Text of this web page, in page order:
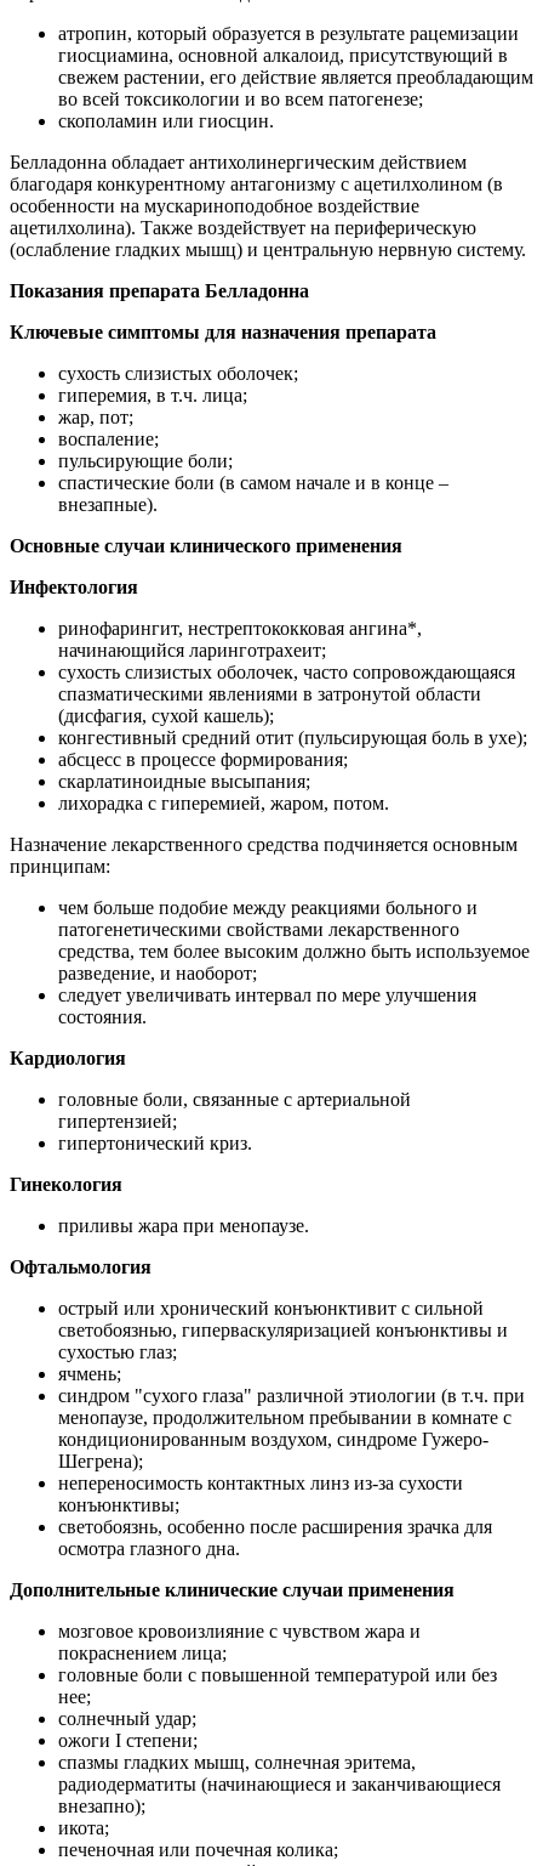
атропин, который образуется в результате рацемизации
гиосциамина, основной алкалоид, присутствующий в
свежем растении, его действие является преобладающим
во всей токсикологии и во всем патогенезе;
скополамин или гиосцин.
Белладонна обладает антихолинергическим действием
благодаря конкурентному антагонизму с ацетилхолином (в
особенности на мускариноподобное воздействие
ацетилхолина). Также воздействует на периферическую
(ослабление гладких мышц) и центральную нервную систему.
Показания препарата Белладонна
Ключевые симптомы для назначения препарата
сухость слизистых оболочек;
гиперемия, в т.ч. лица;
жар, пот;
воспаление;
пульсирующие боли;
спастические боли (в самом начале и в конце –
внезапные).
Основные случаи клинического применения
Инфектология
ринофарингит, нестрептококковая ангина*,
начинающийся ларинготрахеит;
сухость слизистых оболочек, часто сопровождающаяся
спазматическими явлениями в затронутой области
(дисфагия, сухой кашель);
конгестивный средний отит (пульсирующая боль в ухе);
абсцесс в процессе формирования;
скарлатиноидные высыпания;
лихорадка с гиперемией, жаром, потом.
Назначение лекарственного средства подчиняется основным
принципам:
чем больше подобие между реакциями больного и
патогенетическими свойствами лекарственного
средства, тем более высоким должно быть используемое
разведение, и наоборот;
следует увеличивать интервал по мере улучшения
состояния.
Кардиология
головные боли, связанные с артериальной
гипертензией;
гипертонический криз.
Гинекология
приливы жара при менопаузе.
Офтальмология
острый или хронический конъюнктивит с сильной
светобоязнью, гиперваскуляризацией конъюнктивы и
сухостью глаз;
ячмень;
синдром "сухого глаза" различной этиологии (в т.ч. при
менопаузе, продолжительном пребывании в комнате с
кондиционированным воздухом, синдроме Гужеро-
Шегрена);
непереносимость контактных линз из-за сухости
конъюнктивы;
светобоязнь, особенно после расширения зрачка для
осмотра глазного дна.
Дополнительные клинические случаи применения
мозговое кровоизлияние с чувством жара и
покраснением лица;
головные боли с повышенной температурой или без
нее;
солнечный удар;
ожоги I степени;
спазмы гладких мышц, солнечная эритема,
радиодерматиты (начинающиеся и заканчивающиеся
внезапно);
икота;
печеночная или почечная колика;